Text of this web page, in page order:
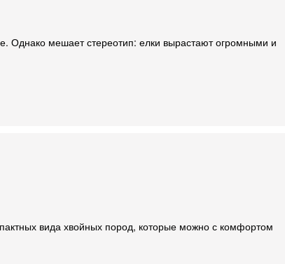
Однако мешает стереотип: елки вырастают огромными и
вида хвойных пород, которые можно с комфортом